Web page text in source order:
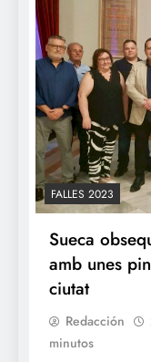
FALLES 2023
Sueca
amb unes
ciutat
Redacción
minutos